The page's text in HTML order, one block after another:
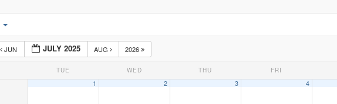
JUN JULY 2025 AUG 2026
TUE WED THU FRI
1 2 3 4